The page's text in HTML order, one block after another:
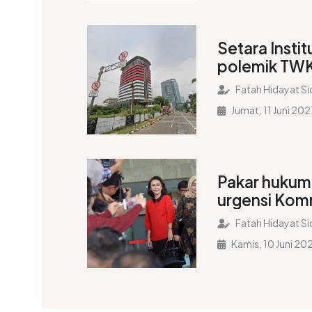
Setara
polemik
Fatah Hidayat
Jumat, 11 Juni
Pakar
urgensi
TWK KPK
Fatah Hidayat
Kamis, 10 Juni